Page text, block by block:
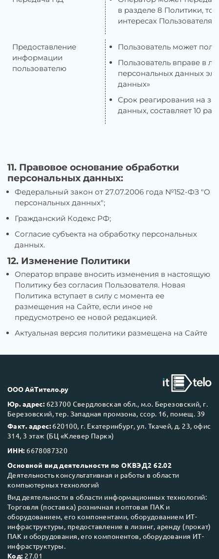
в разделе 8 Политики,
интересах Пользователя
Предоставление
информации
пользователю
Пользователь может
Пользователь вправе в
персональных данных
данных»
Срок реагирования на
данных, составляет 10
11. Правовое основание обработки
персональных данных:
Федеральный закон от 27.07.2006 года №152-ФЗ "О
персональных данных";
Гражданский Кодекс РФ;
Согласие субъекта на обработку персональных
данных.
12. Изменение Политики
Оператор вправе вносить изменения в настоящую
Политику без согласия Пользователя. Новая
Политика вступает в силу с момента ее
размещения на Сайте, если иное не
предусмотрено ее новой редакцией.
Актуальная версия политики размещена на Сайте
ООО АйТитело.ру
Юр. адрес: 623700 Свердловская обл., м.о. Березовский, г.
Березовский, тер. Западная промзона, ссор. 16, помещ. 39
Факт. адрес: 620100, г. Екатеринбург, ул. Ткачей, д. 23, офис
314, 3 этаж (БЦ «Клевер Парк»)
ИНН: 6678087320
Основной вид деятельности по ОКВЭД2 62.02
Деятельность консультативная и работы в области
компьютерных технологий
Вид деятельности в области информационных технологий:
Торговля (поставка) розничная и оптовая ПАК и
оборудованием, его компонентами, оборудованием ИТ-
инфраструктуры, предоставление в лизинг, аренду (прокат)
ПАК и оборудования, его компонентов, оборудования ИТ-
инфраструктуры.
Код: 27.01